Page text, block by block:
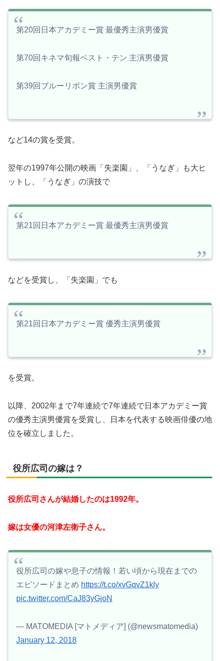
第20回日本アカデミー賞 最優秀主演男優賞
第70回キネマ旬報ベスト・テン 主演男優賞
第39回ブルーリボン賞 主演男優賞
など14の賞を受賞。
翌年の1997年公開の映画「失楽園」、「うなぎ」も大ヒ
ットし、「うなぎ」の演技で
第21回日本アカデミー賞 最優秀主演男優賞
などを受賞し、「失楽園」でも
第21回日本アカデミー賞 優秀主演男優賞
を受賞。
以降、2002年まで7年連続で7年連続で日本アカデミー賞
の優秀主演男優賞を受賞し、日本を代表する映画俳優の地
位を確立しました。
役所広司の嫁は？
役所広司さんが結婚したのは1992年。
嫁は女優の河津左衛子さん。
役所広司の嫁や息子の情報！若い頃から現在までの
エピソードまとめ https://t.co/xvGqvZ1kly
pic.twitter.com/CaJ83yGjoN
— MATOMEDIA [マトメディア] (@newsmatomedia)
January 12, 2018